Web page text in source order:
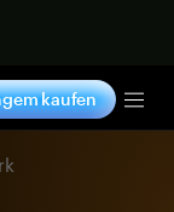
kaufen